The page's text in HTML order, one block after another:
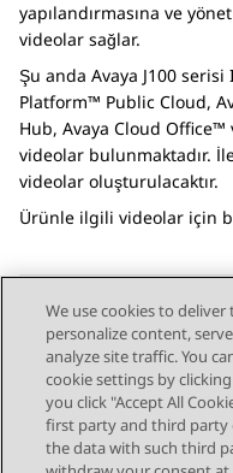
yapılandırmasına ve
videolar sağlar.
Şu anda Avaya J100 serisi
Platform™ Public Cloud,
Hub, Avaya Cloud Office™
videolar bulunmaktadır.
videolar oluşturulacaktır.
Ürünle ilgili videolar için
Send Feedback
Topic navigation
Previous Topic
We use cookies to
personalize content,
analyze site traffic. You
cookie settings by
you click "Accept All
first party and third party
the data with such third